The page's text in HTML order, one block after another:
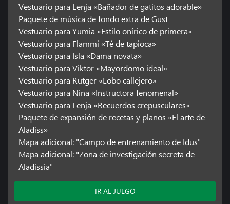
Vestuario para Lenja «Bañador de gatitos adorable»
Paquete de música de fondo extra de Gust
Vestuario para Yumia «Estilo onírico de primera»
Vestuario para Flammi «Té de tapioca»
Vestuario para Isla «Dama novata»
Vestuario para Viktor «Mayordomo ideal»
Vestuario para Rutger «Lobo callejero»
Vestuario para Nina «Instructora fenomenal»
Vestuario para Lenja «Recuerdos crepusculares»
Paquete de expansión de recetas y planos «El arte de
Aladiss»
Mapa adicional: "Campo de entrenamiento de Idus"
Mapa adicional: "Zona de investigación secreta de
Aladissia"
IR AL JUEGO